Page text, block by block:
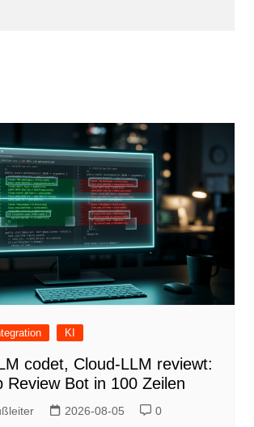
KI
codet, Cloud-LLM reviewt:
Review Bot in 100 Zeilen
2026-08-05 0